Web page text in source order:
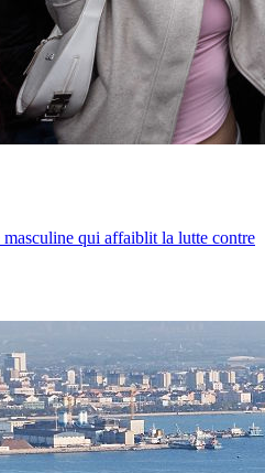
qui affaiblit la lutte contre